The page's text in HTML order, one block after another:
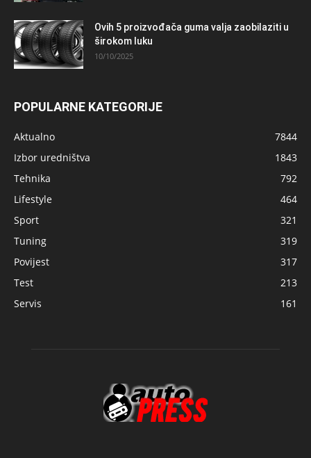
Ovih 5 proizvođača guma valja zaobilaziti u
širokom luku
10/10/2025
POPULARNE KATEGORIJE
Aktualno
7844
Izbor uredništva
1843
Tehnika
792
Lifestyle
464
Sport
321
Tuning
319
Povijest
317
Test
213
Servis
161